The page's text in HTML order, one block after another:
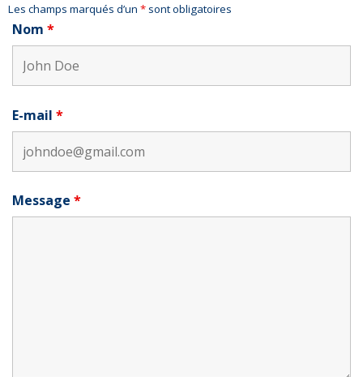
Les champs marqués d’un * sont obligatoires
Nom *
E-mail *
Message *